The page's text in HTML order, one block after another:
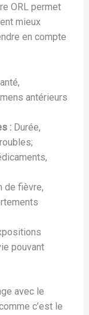
ORL permet
mieux
en compte
antérieurs
:Durée,
de fièvre,
pouvant
avec le
c’est le